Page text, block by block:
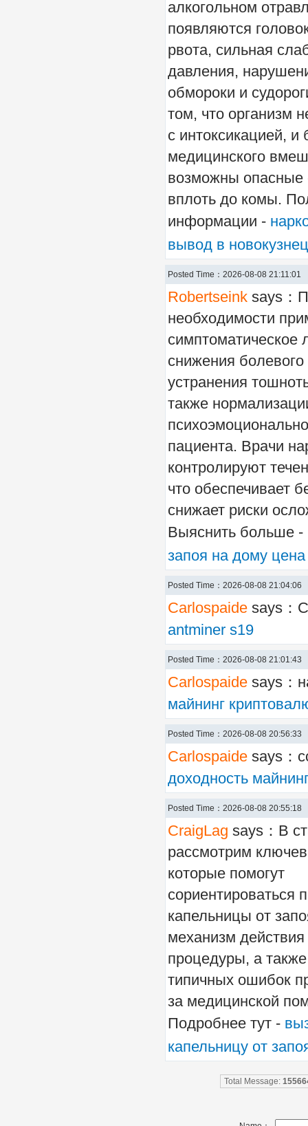
алкогольном
появляются
рвота, сильная
давления,
обмороки и
том, что организм
с интоксикацией, и
медицинского
возможны опасные
вплоть до комы.
информации -
вывод в
Posted Time：2026-08-08 21:11:01
Robertseink says：
необходимости
симптоматическое
снижения
устранения
также
пациента. Врачи
контролируют
что обеспечивает
снижает риски
Выяснить больше -
запоя на дому
Posted Time：2026-08-08 21:04:06
Carlospaide says：
antminer s19
Posted Time：2026-08-08 21:01:43
Carlospaide says：
майнинг
Posted Time：2026-08-08 20:56:33
Carlospaide says：
доходность
Posted Time：2026-08-08 20:55:18
CraigLag says：В
рассмотрим
которые помогут
сориентироваться
капельницы от
механизм
процедуры, а
типичных ошибок
за медицинской
Подробнее тут -
капельницу от
Total Message: